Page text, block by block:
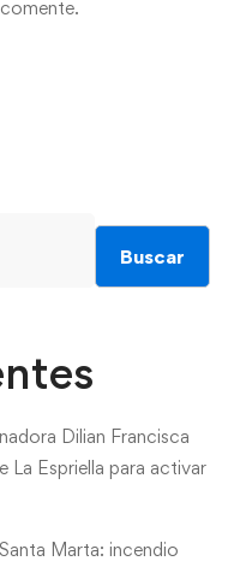
Buscar
Dilian Francisca
La Espriella para activar
Marta: incendio